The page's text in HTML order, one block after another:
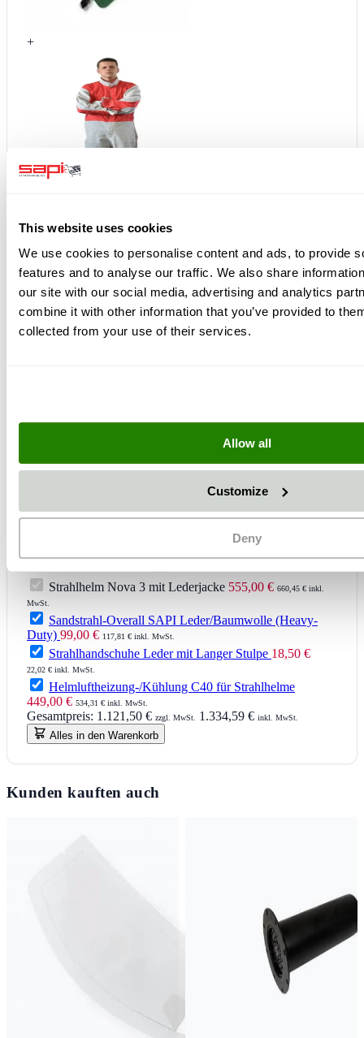
This website uses cookies
We use cookies to personalise content and ads, to provide
features and to analyse our traffic. We also share
our site with our social media, advertising and analytics
combine it with other information that you’ve provided to
collected from your use of their services.
Allow all
Customize
Deny
+
+
Strahlhelm Nova 3 mit Lederjacke 555,00 € 660,45 € inkl.
MwSt.
Sandstrahl-Overall SAPI Leder/Baumwolle (Heavy-
Duty) 99,00 € 117,81 € inkl. MwSt.
Strahlhandschuhe Leder mit Langer Stulpe 18,50 €
22,02 € inkl. MwSt.
Helmluftheizung-/Kühlung C40 für Strahlhelme
449,00 € 534,31 € inkl. MwSt.
Gesamtpreis: 1.121,50 € zzgl. MwSt. 1.334,59 € inkl. MwSt.
Alles in den Warenkorb
Kunden kauften auch